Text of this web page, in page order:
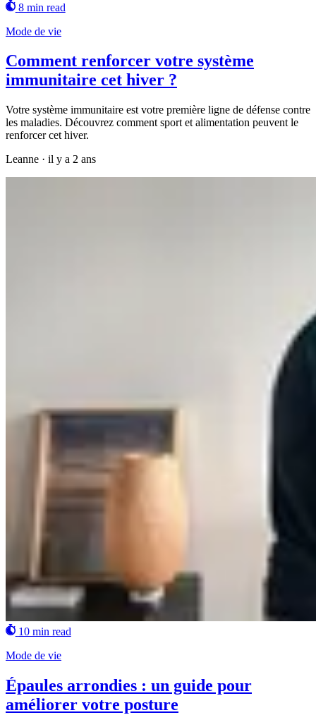
8 min read
Mode de vie
Comment renforcer votre système
immunitaire cet hiver ?
Votre système immunitaire est votre première ligne de défense contre
les maladies. Découvrez comment sport et alimentation peuvent le
renforcer cet hiver.
Leanne · il y a 2 ans
10 min read
Mode de vie
Épaules arrondies : un guide pour
améliorer votre posture